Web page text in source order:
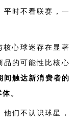
平时不看联赛，一
核心球迷存在显著
品的可能性比核心
间触达新消费者的
。
们不认识球星，